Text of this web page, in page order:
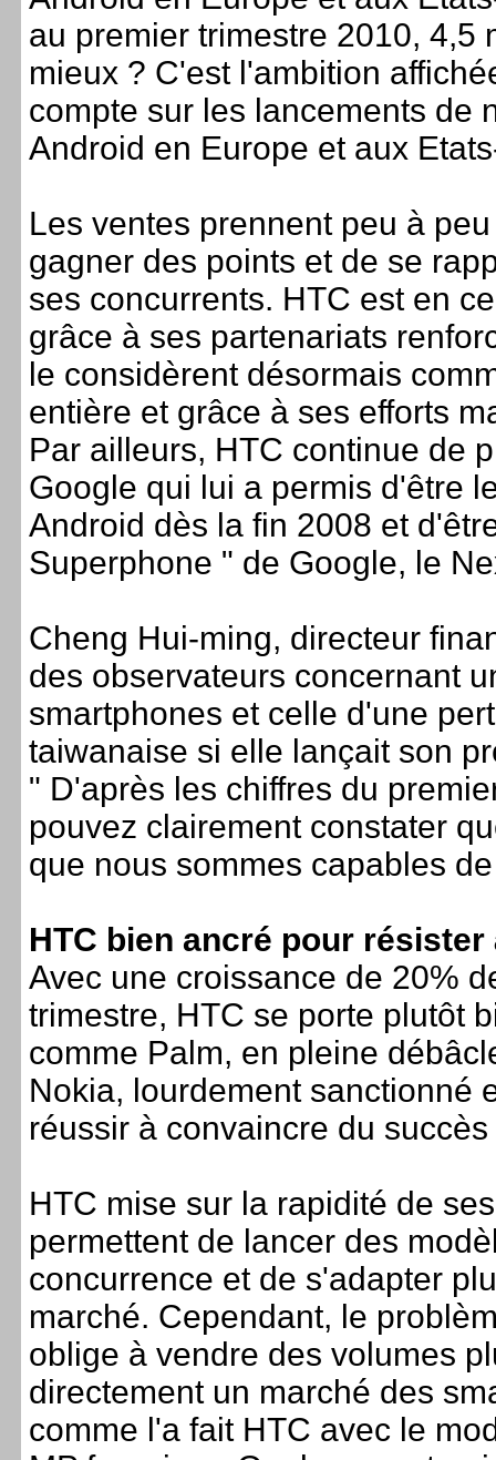
au premier trimestre 2010, 4,5
mieux ? C'est l'ambition
compte sur les lancements de
Android en Europe et aux
Les ventes prennent peu à
gagner des points et de se
ses concurrents. HTC est en
grâce à ses partenariats
le considèrent désormais
entière et grâce à ses efforts
Par ailleurs, HTC continue de
Google qui lui a permis d'être
Android dès la fin 2008 et
Superphone " de Google, le
Cheng Hui-ming, directeur
des observateurs concernant
smartphones et celle d'une
taiwanaise si elle lançait son
" D'après les chiffres du
pouvez clairement constater
que nous sommes capables
HTC bien ancré pour
Avec une croissance de 20%
trimestre, HTC se porte plutôt
comme Palm, en pleine
Nokia, lourdement sanctionné
réussir à convaincre du
HTC mise sur la rapidité de
permettent de lancer des
concurrence et de s'adapter
marché. Cependant, le
oblige à vendre des volumes
directement un marché des
comme l'a fait HTC avec le